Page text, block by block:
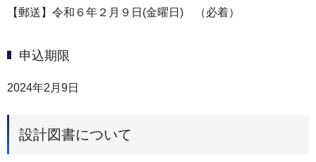
【郵送】令和６年２⽉９⽇(金曜日) （必着）
申込期限
2024年2月9日
設計図書について